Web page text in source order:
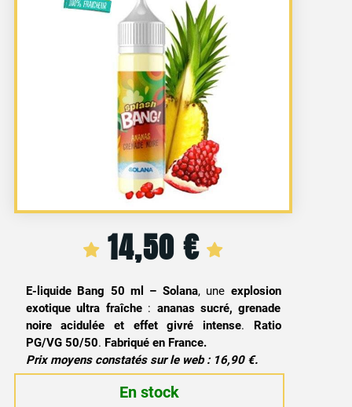
14,50 €
E-liquide Bang 50 ml – Solana, une explosion
exotique ultra fraîche: ananas sucré, grenade
noire acidulée et effet givré intense.
Ratio
PG/VG 50/50. Fabriqué en France.
Prix moyens constatés sur le web : 16,90 €.
En stock